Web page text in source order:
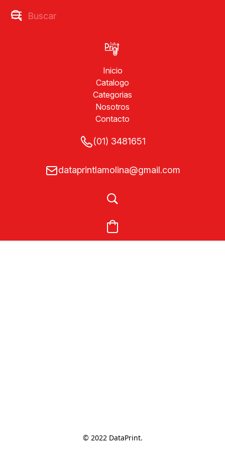
Inicio
Catalogo
Categorias
Nosotros
Contacto
(01) 3481651
dataprintlamolina@gmail.com
© 2022 DataPrint.